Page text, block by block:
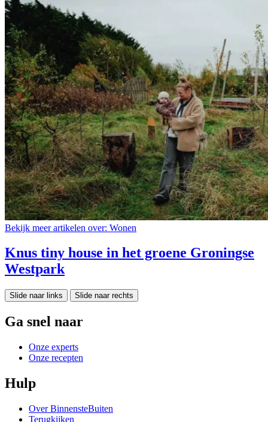
Bekijk meer artikelen over: Wonen
Knus tiny house in het groene Groningse
Westpark
Slide naar links Slide naar rechts
Ga snel naar
Onze experts
Onze recepten
Hulp
Over BinnensteBuiten
Terugkijken